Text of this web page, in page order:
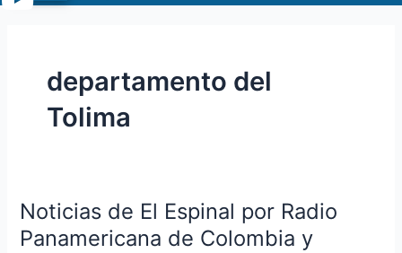
departamento del
Tolima
Noticias de El Espinal por Radio
Panamericana de Colombia y
Noticias
de